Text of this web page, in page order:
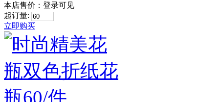
本店售价： 登录可见
起订量:
立即购买